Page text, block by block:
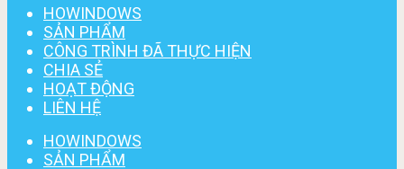
HOWINDOWS
SẢN PHẨM
CÔNG TRÌNH ĐÃ THỰC HIỆN
CHIA SẺ
HOẠT ĐỘNG
LIÊN HỆ
HOWINDOWS
SẢN PHẨM